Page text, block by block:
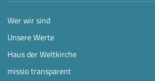
Wer wir sind
Unsere Werte
Haus der Weltkirche
missio transparent